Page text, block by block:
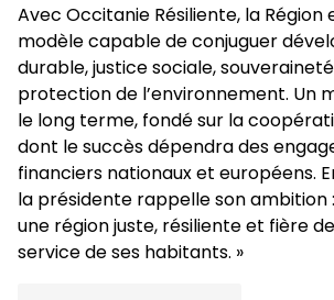
Avec Occitanie Résiliente, la
modèle capable de conjuguer
durable, justice sociale,
protection de l’environnement. Un
le long terme, fondé sur la
dont le succès dépendra des
financiers nationaux et européens.
la présidente rappelle son ambition
une région juste, résiliente et fière
service de ses habitants. »